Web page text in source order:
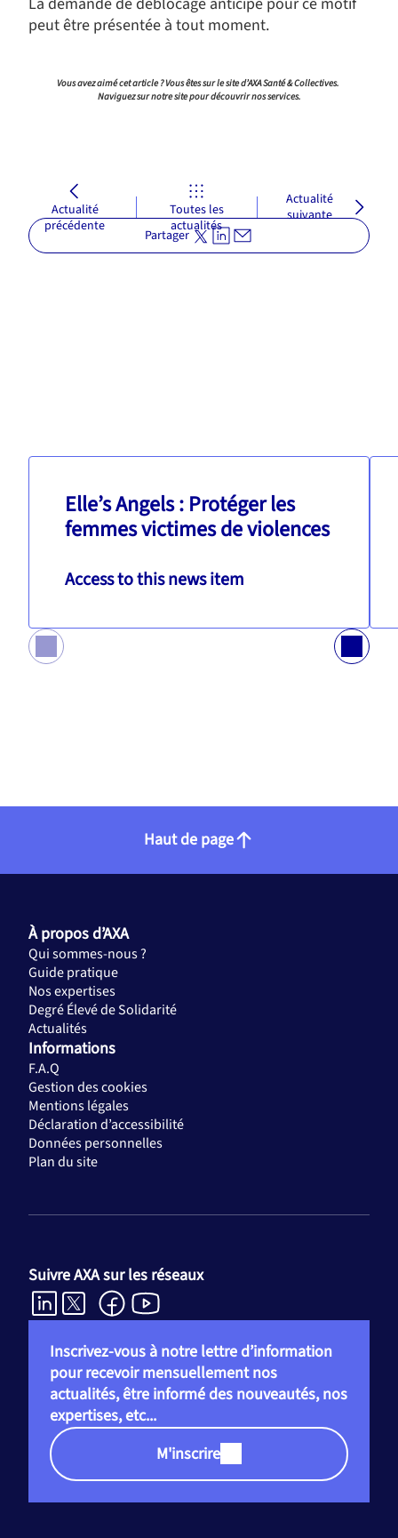
peut être présentée à tout moment.
Vous avez aimé cet article ? Vous êtes sur le site d’AXA Santé & Collectives.
Naviguez sur notre site pour découvrir nos services.
Actualité
précédente
Toutes les
actualités
Actualité
suivante
Partager
Elle’s Angels : Protéger les
femmes victimes de violences
Access to this news item
Haut de page
À propos d’AXA
Qui sommes-nous ?
Guide pratique
Nos expertises
Degré Élevé de Solidarité
Actualités
Informations
F.A.Q
Gestion des cookies
Mentions légales
Déclaration d’accessibilité
Données personnelles
Plan du site
Suivre AXA sur les réseaux
Inscrivez-vous à notre lettre d’information
pour recevoir mensuellement nos
actualités, être informé des nouveautés, nos
expertises, etc...
M'inscrire